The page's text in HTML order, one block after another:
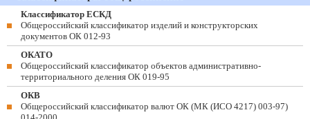
Классификатор ЕСКД
Общероссийский классификатор изделий и конструкторских
документов ОК 012-93
ОКАТО
Общероссийский классификатор объектов административно-
территориального деления ОК 019-95
ОКВ
Общероссийский классификатор валют ОК (МК (ИСО 4217) 003-97)